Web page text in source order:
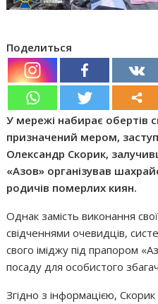
Поделиться
У мережі набирає обертів
призначений мером,
Олександр Скорик,
«Азов» організував
родичів померлих киян.
Однак замість виконання
свідченнями очевидців,
свого іміджу під прапором
посаду для особистого
Згідно з інформацією,